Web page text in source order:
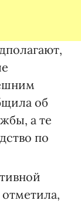
об
а те
по